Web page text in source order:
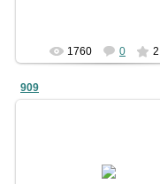
1760 0
909